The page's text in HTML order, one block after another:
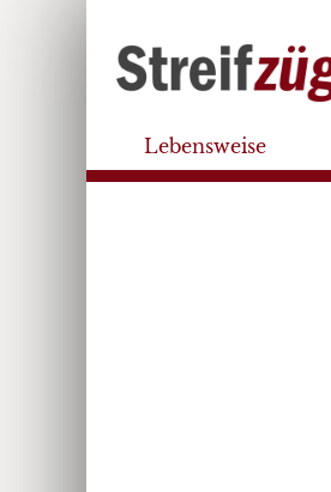
Lebensweise